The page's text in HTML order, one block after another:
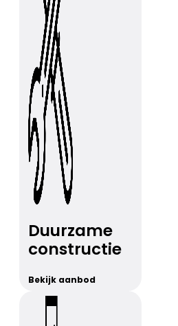
Duurzame
constructie
Bekijk aanbod